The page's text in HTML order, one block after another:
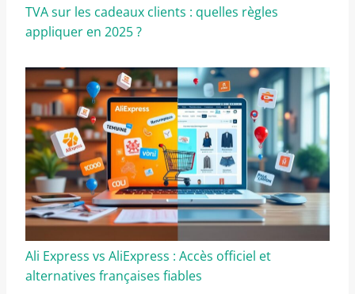
TVA sur les cadeaux clients : quelles règles
appliquer en 2025 ?
Ali Express vs AliExpress : Accès officiel et
alternatives françaises fiables